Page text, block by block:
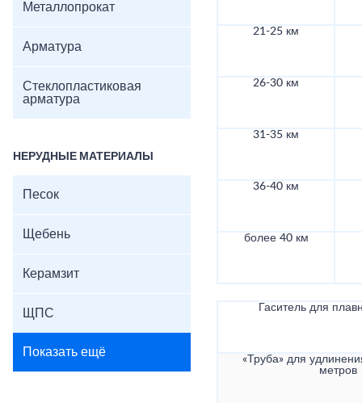
Металлопрокат
Арматура
Стеклопластиковая
арматура
НЕРУДНЫЕ МАТЕРИАЛЫ
Песок
Щебень
Керамзит
ЩПС
Показать ещё
21-25 км
26-30 км
31-35 км
36-40 км
более 40 км
Гаситель для
«Труба» для
метров